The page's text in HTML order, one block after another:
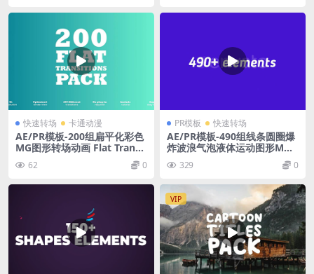
快速转场 卡通动漫
AE/PR模板-200组扁平化彩色
MG图形转场动画 Flat Transit
62 0
PR模板 快速转场
AE/PR模板-490组线条圆圈爆
炸波浪气泡液体运动图形MG
329 0
VIP